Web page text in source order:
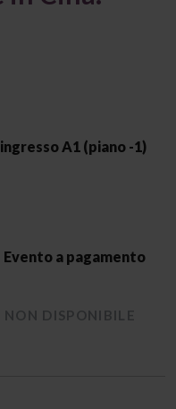
A1 (piano -1)
Evento a pagamento
NON DISPONIBILE